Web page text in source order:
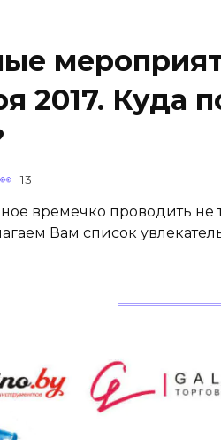
2017. Куда
13
времечко проводить не
Вам список